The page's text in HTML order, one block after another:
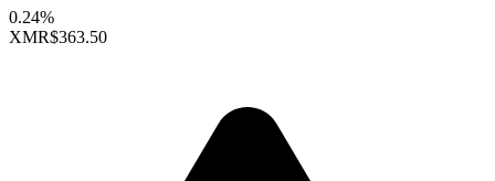
0.24%
XMR$363.50